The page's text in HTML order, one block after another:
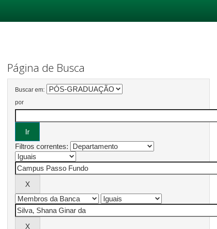
Página de Busca
Buscar em:
por
Filtros correntes: